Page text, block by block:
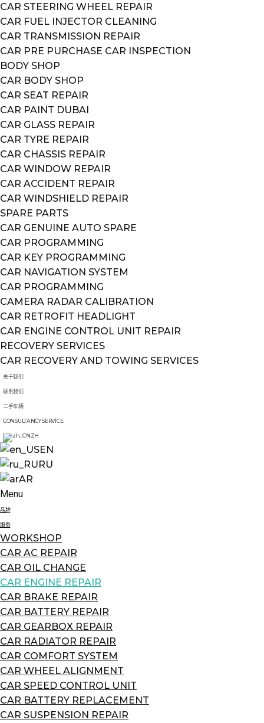
CAR STEERING WHEEL REPAIR
CAR FUEL INJECTOR CLEANING
CAR TRANSMISSION REPAIR
CAR PRE PURCHASE CAR INSPECTION
BODY SHOP
CAR BODY SHOP
CAR SEAT REPAIR
CAR PAINT DUBAI
CAR GLASS REPAIR
CAR TYRE REPAIR
CAR CHASSIS REPAIR
CAR WINDOW REPAIR
CAR ACCIDENT REPAIR
CAR WINDSHIELD REPAIR
SPARE PARTS
CAR GENUINE AUTO SPARE
CAR PROGRAMMING
CAR KEY PROGRAMMING
CAR NAVIGATION SYSTEM
CAR PROGRAMMING
CAMERA RADAR CALIBRATION
CAR RETROFIT HEADLIGHT
CAR ENGINE CONTROL UNIT REPAIR
RECOVERY SERVICES
CAR RECOVERY AND TOWING SERVICES
关于我们
联系我们
二手车辆
CONSULTANCY SERVICE
ZH
EN
RU
AR
Menu
品牌
服务
WORKSHOP
CAR AC REPAIR
CAR OIL CHANGE
CAR ENGINE REPAIR
CAR BRAKE REPAIR
CAR BATTERY REPAIR
CAR GEARBOX REPAIR
CAR RADIATOR REPAIR
CAR COMFORT SYSTEM
CAR WHEEL ALIGNMENT
CAR SPEED CONTROL UNIT
CAR BATTERY REPLACEMENT
CAR SUSPENSION REPAIR